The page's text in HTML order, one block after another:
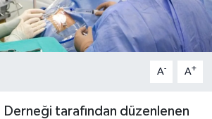
A- A+
tarafından düzenlenen